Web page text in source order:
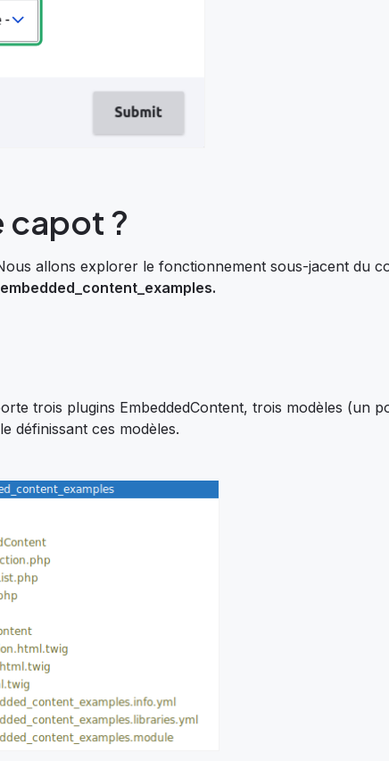
capot ?
allons explorer le fonctionnement sous-jacent du
trois plugins EmbeddedContent, trois modèles (un
définissant ces modèles.